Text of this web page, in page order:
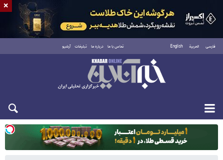
فارسی العربية English تماس با ما درباره ما تبلیغات آرشیو
یکشنبه ۱۸ مرداد ۱۴۰۵
×